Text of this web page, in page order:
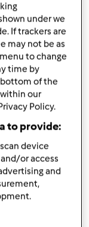
e cortada
under we
If trackers are
may not be as
to change
time by
bottom of the
our
Policy.
to provide:
device
or access
and